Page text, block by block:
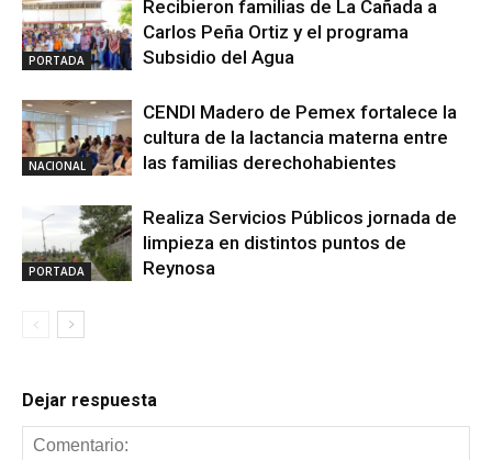
PORTADA
Recibieron familias de La Cañada a
Carlos Peña Ortiz y el programa
Subsidio del Agua
NACIONAL
CENDI Madero de Pemex fortalece la
cultura de la lactancia materna entre
las familias derechohabientes
PORTADA
Realiza Servicios Públicos jornada de
limpieza en distintos puntos de
Reynosa
Dejar respuesta